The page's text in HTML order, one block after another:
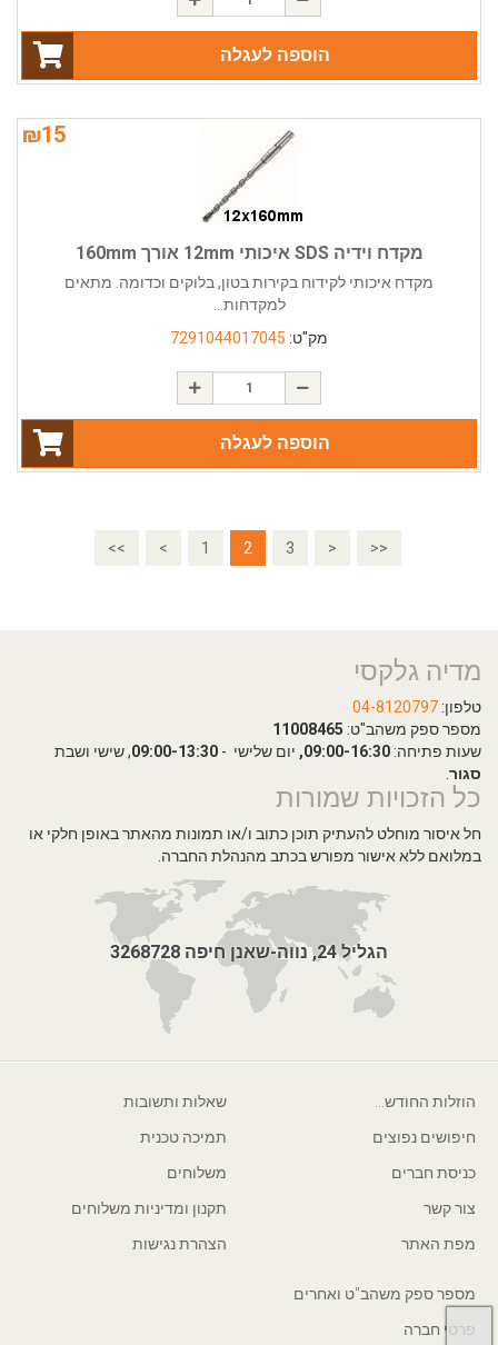
הוספה לעגלה
₪15
מקדח וידיה SDS איכותי 12mm אורך 160mm
מקדח איכותי לקידוח בקירות בטון, בלוקים וכדומה. מתאים
למקדחות...
מק"ט: 7291044017045
הוספה לעגלה
<< < 1 2 3 > >>
מדיה גלקסי
טלפון: 04-8120797
מספר ספק משהב"ט: 11008465
שעות פתיחה: 09:00-16:30, יום שלישי - 09:00-13:30, שישי ושבת
סגור.
כל הזכויות שמורות
חל איסור מוחלט להעתיק תוכן כתוב ו/או תמונות מהאתר באופן חלקי או
במלואם ללא אישור מפורש בכתב מהנהלת החברה.
הגליל 24, נווה-שאנן חיפה 3268728
הוזלות החודש...
חיפושים נפוצים
כניסת חברים
צור קשר
מפת האתר
שאלות ותשובות
תמיכה טכנית
משלוחים
תקנון ומדיניות משלוחים
הצהרת נגישות
מספר ספק משהב"ט ואחרים
פרטי חברה